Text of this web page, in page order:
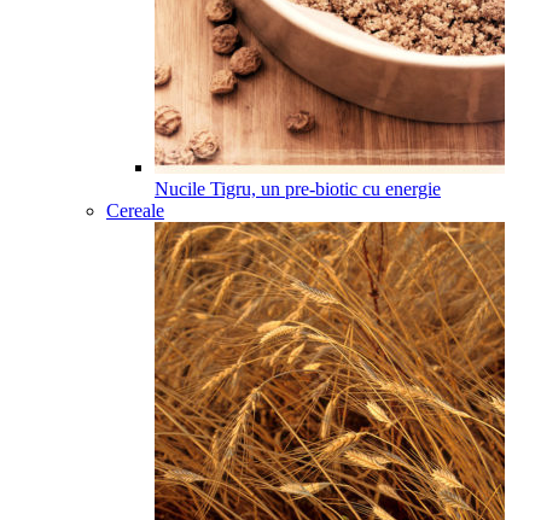
Nucile Tigru, un pre-biotic cu energie
Cereale